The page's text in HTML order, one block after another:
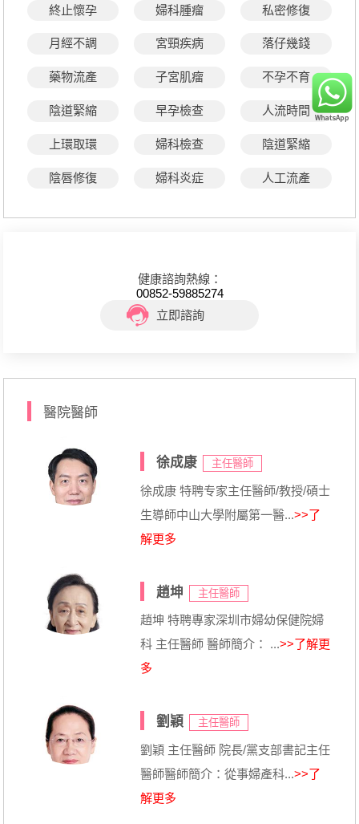
終止懷孕 婦科腫瘤 私密修復
月經不調 宮頸疾病 落仔幾錢
藥物流產 子宮肌瘤 不孕不育
陰道緊縮 早孕檢查 人流時間
上環取環 婦科檢查 陰道緊縮
陰唇修復 婦科炎症 人工流產
健康諮詢熱線：
00852-59885274
立即諮詢
醫院醫師
徐成康 主任醫師
徐成康 特聘专家主任醫師/教授/碩士
生導師中山大學附屬第一醫...>>了
解更多
趙坤 主任醫師
趙坤 特聘專家深圳市婦幼保健院婦
科 主任醫師 醫師簡介： ...>>了解更
多
劉穎 主任醫師
劉穎 主任醫師 院長/黨支部書記主任
醫師醫師簡介：從事婦產科...>>了
解更多